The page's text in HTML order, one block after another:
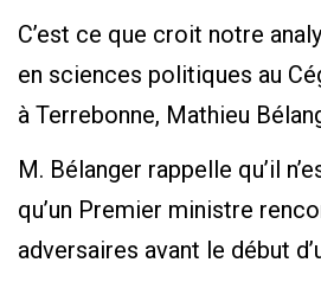
C’est ce que croit notre
en sciences politiques au
à Terrebonne, Mathieu
M. Bélanger rappelle qu’il
qu’un Premier ministre
adversaires avant le début